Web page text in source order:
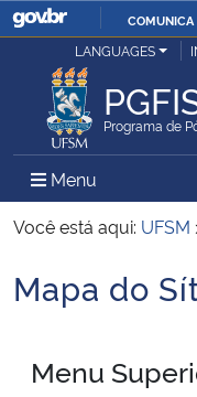
COMUNICA
Ministério da Justiça e
Ministério da Defesa
Ministério das Relações
Ministério da Economia
LANGUAGES
Programa de
Menu Menu
Você está aqui: UFSM
Início do conteúdo
Mapa do
Menu